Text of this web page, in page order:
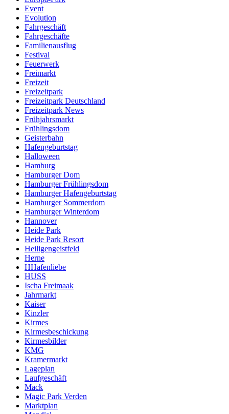
Event
Evolution
Fahrgeschäft
Fahrgeschäfte
Familienausflug
Festival
Feuerwerk
Freimarkt
Freizeit
Freizeitpark
Freizeitpark Deutschland
Freizeitpark News
Frühjahrsmarkt
Frühlingsdom
Geisterbahn
Hafengeburtstag
Halloween
Hamburg
Hamburger Dom
Hamburger Frühlingsdom
Hamburger Hafengeburtstag
Hamburger Sommerdom
Hamburger Winterdom
Hannover
Heide Park
Heide Park Resort
Heiligengeistfeld
Herne
HHafenliebe
HUSS
Ischa Freimaak
Jahrmarkt
Kaiser
Kinzler
Kirmes
Kirmesbeschickung
Kirmesbilder
KMG
Kramermarkt
Lageplan
Laufgeschäft
Mack
Magic Park Verden
Marktplan